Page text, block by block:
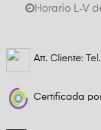
Horario L-V
Att. Cliente: Tel.
Certificada